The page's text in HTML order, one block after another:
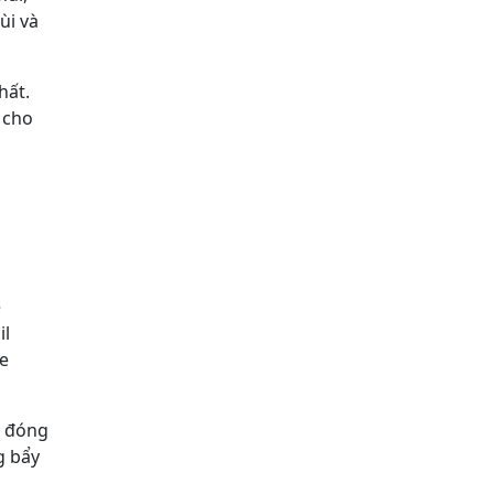
và
đóng
bẩy